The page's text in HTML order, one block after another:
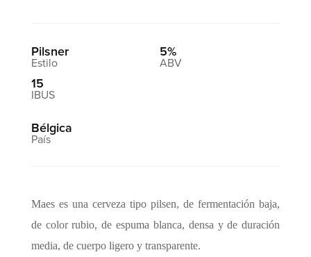
Pilsner
5%
15
Bélgica
Maes es una cerveza tipo pilsen, de fermentación baja,
de color rubio, de espuma blanca, densa y de duración
media, de cuerpo ligero y transparente.